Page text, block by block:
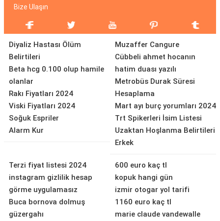
Bize Ulaşın
Diyaliz Hastası Ölüm
Belirtileri
Beta hcg 0.100 olup hamile
olanlar
Rakı Fiyatları 2024
Viski Fiyatları 2024
Soğuk Espriler
Alarm Kur
Muzaffer Cangure
Cübbeli ahmet hocanın
hatim duası yazılı
Metrobüs Durak Süresi
Hesaplama
Mart ayı burç yorumları 2024
Trt Spikerleri İsim Listesi
Uzaktan Hoşlanma Belirtileri
Erkek
Terzi fiyat listesi 2024
instagram gizlilik hesap
görme uygulamasız
Buca bornova dolmuş
güzergahı
600 euro kaç tl
kopuk hangi gün
izmir otogar yol tarifi
1160 euro kaç tl
marie claude vandewalle